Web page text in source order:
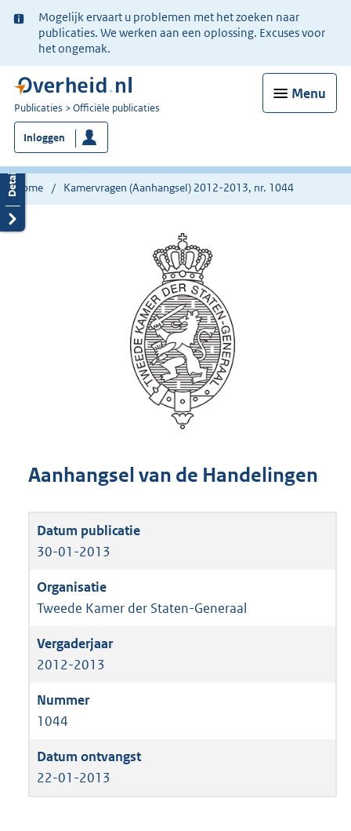
Ter
informatie:
Mogelijk ervaart u problemen met het zoeken naar
publicaties. We werken aan een oplossing. Excuses voor
het ongemak.
Menu
U
bent
nu
hier:
Publicaties Officiële publicaties
Inloggen
Home Kamervragen (Aanhangsel) 2012-2013, nr. 1044
Aanhangsel van de Handelingen
30-01-2013
Tweede Kamer der Staten-Generaal
2012-2013
1044
22-01-2013